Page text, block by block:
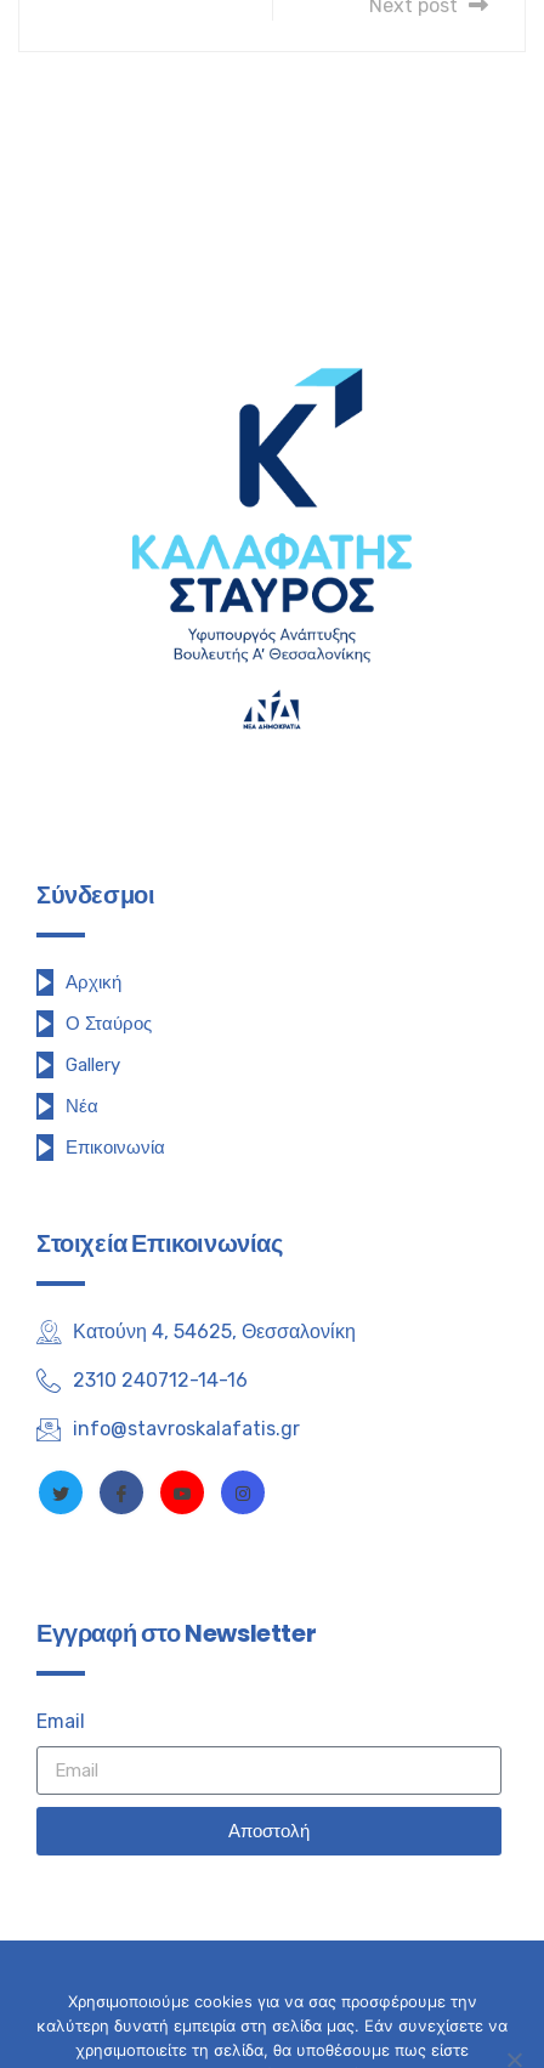
Next post
Σύνδεσμοι
Αρχική
Ο Σταύρος
Gallery
Νέα
Επικοινωνία
Στοιχεία Επικοινωνίας
Κατούνη 4, 54625, Θεσσαλονίκη
2310 240712-14-16
info@stavroskalafatis.gr
Εγγραφή στο Newsletter
Email
Αποστολή
© 2026 Σταύρος Καλαφάτης
Χρησιμοποιούμε cookies για να σας προσφέρουμε την
καλύτερη δυνατή εμπειρία στη σελίδα μας. Εάν συνεχίσετε να
χρησιμοποιείτε τη σελίδα, θα υποθέσουμε πως είστε